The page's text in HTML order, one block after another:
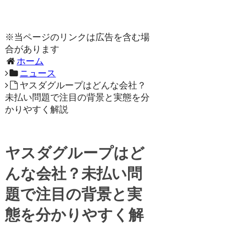
※当ページのリンクは広告を含む場
合があります
ホーム
ニュース
ヤスダグループはどんな会社？
未払い問題で注目の背景と実態を分
かりやすく解説
ヤスダグループはど
んな会社？未払い問
題で注目の背景と実
態を分かりやすく解